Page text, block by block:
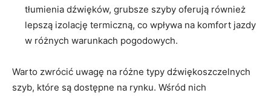
tłumienia dźwięków, ⁢grubsze szyby​ oferują również
lepszą izolację termiczną, co wpływa ⁤na komfort jazdy
w różnych warunkach pogodowych.
Warto zwrócić uwagę na różne⁢ typy dźwiękoszczelnych
szyb, które są dostępne na rynku. Wśród nich